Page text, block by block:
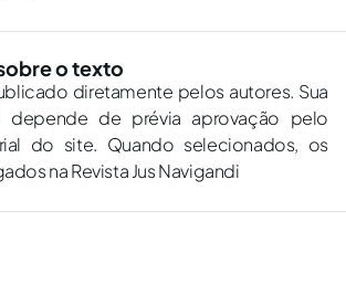
o texto
diretamente pelos autores. Sua
depende de prévia aprovação pelo
do site. Quando selecionados, os
na Revista Jus Navigandi